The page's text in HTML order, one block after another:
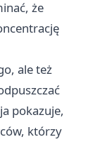
że
ale też
pokazuje,
którzy